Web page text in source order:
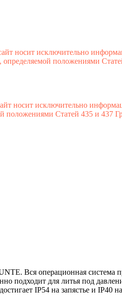
носит исключительно
положениями
носит исключительно
положениями Статей 435 и 437
Вся операционная система
подходит для литья под
IP54 на запястье и IP40